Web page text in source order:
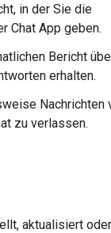
in der Sie die
Chat App geben.
Bericht
erhalten.
Nachrichten
zu verlassen.
aktualisiert oder